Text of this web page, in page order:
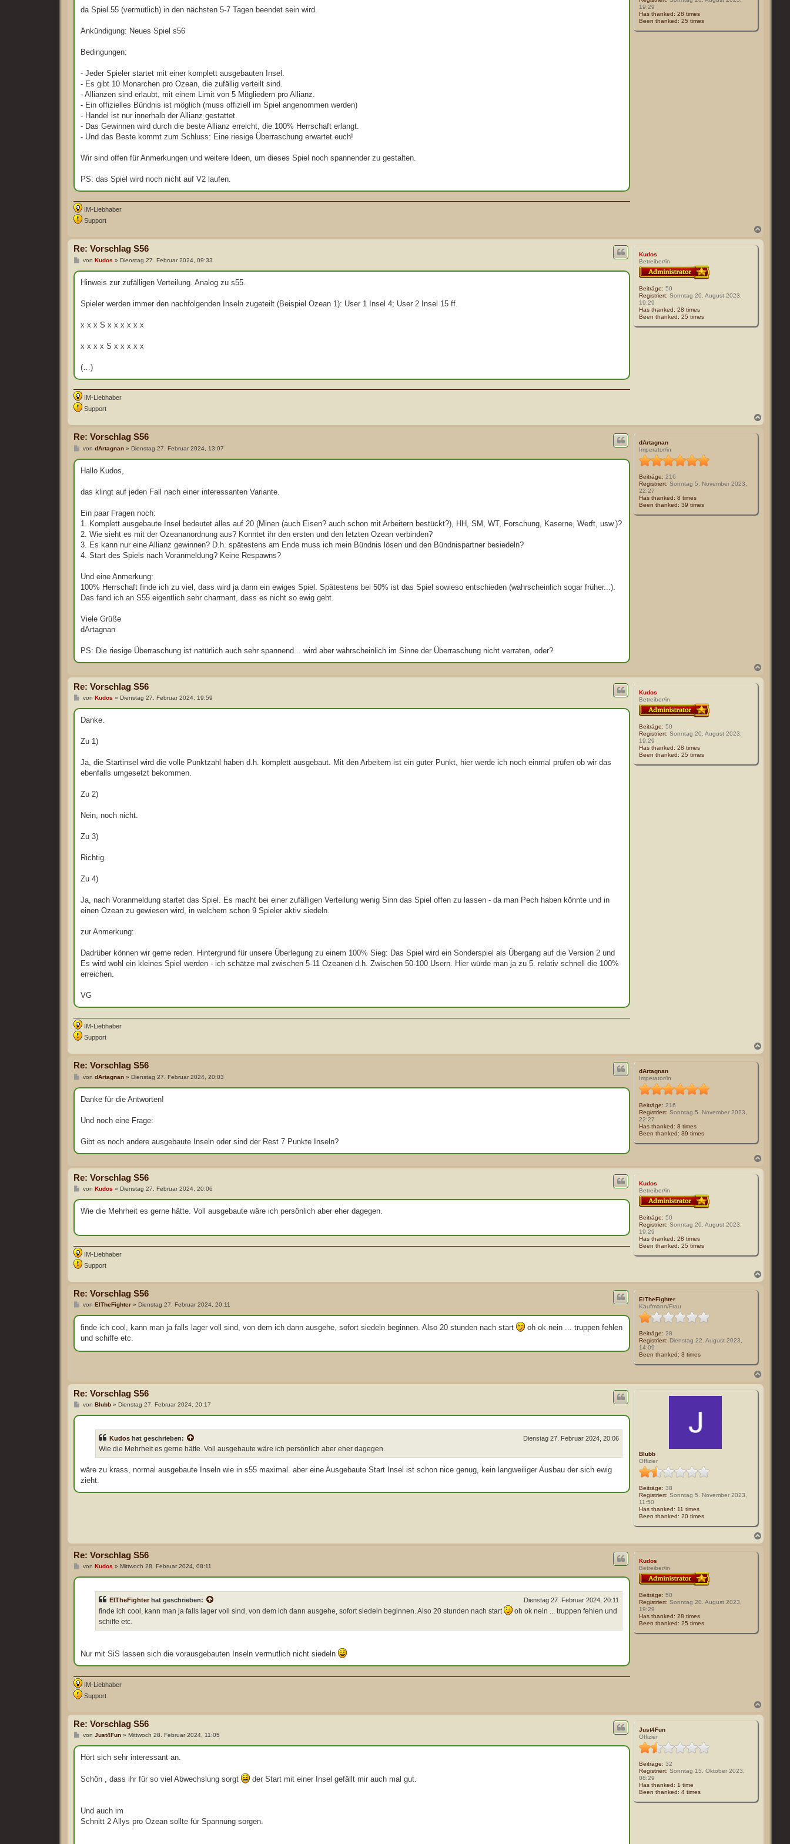
19:29
Has thanked: 28 times
Been thanked: 25 times
g
da Spiel 55 (vermutlich) in den nächsten 5-7 Tagen beendet sein wird.
Ankündigung: Neues Spiel s56
Bedingungen:
- Jeder Spieler startet mit einer komplett ausgebauten Insel.
- Es gibt 10 Monarchen pro Ozean, die zufällig verteilt sind.
- Allianzen sind erlaubt, mit einem Limit von 5 Mitgliedern pro Allianz.
- Ein offizielles Bündnis ist möglich (muss offiziell im Spiel angenommen werden)
- Handel ist nur innerhalb der Allianz gestattet.
- Das Gewinnen wird durch die beste Allianz erreicht, die 100% Herrschaft erlangt.
- Und das Beste kommt zum Schluss: Eine riesige Überraschung erwartet euch!
Wir sind offen für Anmerkungen und weitere Ideen, um dieses Spiel noch spannender zu gestalten.
PS: das Spiel wird noch nicht auf V2 laufen.
IM-Liebhaber
Support
Kudos
Betreiber/in
Beiträge: 50
Registriert: Sonntag 20. August 2023,
19:29
Has thanked: 28 times
Been thanked: 25 times
Re: Vorschlag S56
B
i
t
g
von Kudos » Dienstag 27. Februar 2024, 09:33
Hinweis zur zufälligen Verteilung. Analog zu s55.
Spieler werden immer den nachfolgenden Inseln zugeteilt (Beispiel Ozean 1): User 1 Insel 4; User 2 Insel 15 ff.
x x x S x x x x x x
x x x x S x x x x x
(…)
IM-Liebhaber
Support
dArtagnan
Imperator/in
Beiträge: 216
Registriert: Sonntag 5. November 2023,
22:27
Has thanked: 8 times
Been thanked: 39 times
Re: Vorschlag S56
B
i
t
g
von dArtagnan» Dienstag 27. Februar 2024, 13:07
Hallo Kudos,
das klingt auf jeden Fall nach einer interessanten Variante.
Ein paar Fragen noch:
1. Komplett ausgebaute Insel bedeutet alles auf 20 (Minen (auch Eisen? auch schon mit Arbeitern bestückt?), HH, SM, WT, Forschung, Kaserne, Werft, usw.)?
2. Wie sieht es mit der Ozeananordnung aus? Konntet ihr den ersten und den letzten Ozean verbinden?
3. Es kann nur eine Allianz gewinnen? D.h. spätestens am Ende muss ich mein Bündnis lösen und den Bündnispartner besiedeln?
4. Start des Spiels nach Voranmeldung? Keine Respawns?
Und eine Anmerkung:
100% Herrschaft finde ich zu viel, dass wird ja dann ein ewiges Spiel. Spätestens bei 50% ist das Spiel sowieso entschieden (wahrscheinlich sogar früher...).
Das fand ich an S55 eigentlich sehr charmant, dass es nicht so ewig geht.
Viele Grüße
dArtagnan
PS: Die riesige Überraschung ist natürlich auch sehr spannend... wird aber wahrscheinlich im Sinne der Überraschung nicht verraten, oder?
Kudos
Betreiber/in
Beiträge: 50
Registriert: Sonntag 20. August 2023,
19:29
Has thanked: 28 times
Been thanked: 25 times
Re: Vorschlag S56
B
t
g
von Kudos » Dienstag 27. Februar 2024, 19:59
Danke.
Zu 1)
Ja, die Startinsel wird die volle Punktzahl haben d.h. komplett ausgebaut. Mit den Arbeitern ist ein guter Punkt, hier werde ich noch einmal prüfen ob wir das
ebenfalls umgesetzt bekommen.
Zu 2)
Nein, noch nicht.
Zu 3)
Richtig.
Zu 4)
Ja, nach Voranmeldung startet das Spiel. Es macht bei einer zufälligen Verteilung wenig Sinn das Spiel offen zu lassen - da man Pech haben könnte und in
einen Ozean zu gewiesen wird, in welchem schon 9 Spieler aktiv siedeln.
zur Anmerkung:
Dadrüber können wir gerne reden. Hintergrund für unsere Überlegung zu einem 100% Sieg: Das Spiel wird ein Sonderspiel als Übergang auf die Version 2 und
Es wird wohl ein kleines Spiel werden - ich schätze mal zwischen 5-11 Ozeanen d.h. Zwischen 50-100 Usern. Hier würde man ja zu 5. relativ schnell die 100%
erreichen.
VG
IM-Liebhaber
Support
dArtagnan
Imperator/in
Beiträge: 216
Registriert: Sonntag 5. November 2023,
22:27
Has thanked: 8 times
Been thanked: 39 times
Re: Vorschlag S56
B
i
t
g
von dArtagnan» Dienstag 27. Februar 2024, 20:03
Danke für die Antworten!
Und noch eine Frage:
Gibt es noch andere ausgebaute Inseln oder sind der Rest 7 Punkte Inseln?
Kudos
Betreiber/in
Beiträge: 50
Registriert: Sonntag 20. August 2023,
19:29
Has thanked: 28 times
Been thanked: 25 times
Re: Vorschlag S56
B
i
t
von Kudos » Dienstag 27. Februar 2024, 20:06
Wie die Mehrheit es gerne hätte. Voll ausgebaute wäre ich persönlich aber eher dagegen.
IM-Liebhaber
Support
a
ElTheFighter
Kaufmann/Frau
Beiträge: 28
Registriert: Dienstag 22. August 2023,
14:09
Been thanked: 3 times
Re: Vorschlag S56
B
i
t
r
a
von ElTheFighter» Dienstag 27. Februar 2024, 20:11
finde ich cool, kann man ja falls lager voll sind, von dem ich dann ausgehe, sofort siedeln beginnen. Also 20 stunden nach start
oh ok nein ... truppen fehlen
und schiffe etc.
Blubb
Offizier
Beiträge: 38
Registriert: Sonntag 5. November 2023,
11:50
Has thanked: 11 times
Been thanked: 20 times
Re: Vorschlag S56
B
i
von Blubb» Dienstag 27. Februar 2024, 20:17
Kudos hat geschrieben: Dienstag 27. Februar 2024, 20:06
Wie die Mehrheit es gerne hätte. Voll ausgebaute wäre ich persönlich aber eher dagegen.
wäre zu krass, normal ausgebaute Inseln wie in s55 maximal. aber eine Ausgebaute Start Insel ist schon nice genug, kein langweiliger Ausbau der sich ewig
zieht.
a
Kudos
Betreiber/in
Beiträge: 50
Registriert: Sonntag 20. August 2023,
19:29
Has thanked: 28 times
Been thanked: 25 times
Re: Vorschlag S56
B
i
von Kudos » Mittwoch 28. Februar 2024, 08:11
ElTheFighter hat geschrieben: Dienstag 27. Februar 2024, 20:11
finde ich cool, kann man ja falls lager voll sind, von dem ich dann ausgehe, sofort siedeln beginnen. Also 20 stunden nach start
oh ok nein ... truppen fehlen und
schiffe etc.
Nur mit SiS lassen sich die vorausgebauten Inseln vermutlich nicht siedeln
IM-Liebhaber
Support
Just4Fun
Offizier
Beiträge: 32
Registriert: Sonntag 15. Oktober 2023,
08:29
Has thanked: 1 time
Been thanked: 4 times
Re: Vorschlag S56
B
i
t
g
von Just4Fun» Mittwoch 28. Februar 2024, 11:05
Hört sich sehr interessant an.
Schön , dass ihr für so viel Abwechslung sorgt der Start mit einer Insel gefällt mir auch mal gut.
Und auch im
Schnitt 2 Allys pro Ozean sollte für Spannung sorgen.